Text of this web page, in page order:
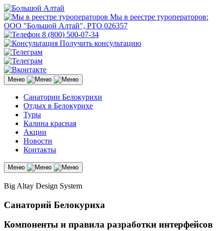
Мы в реестре туроператоров:
ООО "Большой Алтай", РТО 026357
8 (800) 500-07-34
Получить консультацию
Меню
Санатории Белокурихи
Отдых в Белокурихе
Туры
Калина красная
Акции
Новости
Контакты
Меню
Big Altay Design System
Санаторий Белокуриха
Компоненты и правила разработки интерфейсов